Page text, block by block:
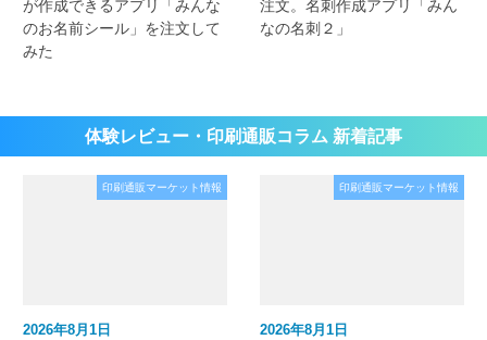
が作成できるアプリ「みんな
のお名前シール」を注文して
みた
注文。名刺作成アプリ「みん
なの名刺２」
体験レビュー・印刷通販コラム 新着記事
印刷通販マーケット情報
2026年8月1日
印刷通販マーケット情報
2026年8月1日